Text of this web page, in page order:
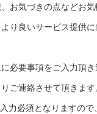
お気づきの点などお気
り良いサービス提供
必要事項をご入力頂
ご連絡させて頂きます
力必須となりますので